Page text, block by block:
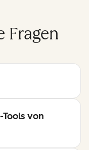
Fragen
von